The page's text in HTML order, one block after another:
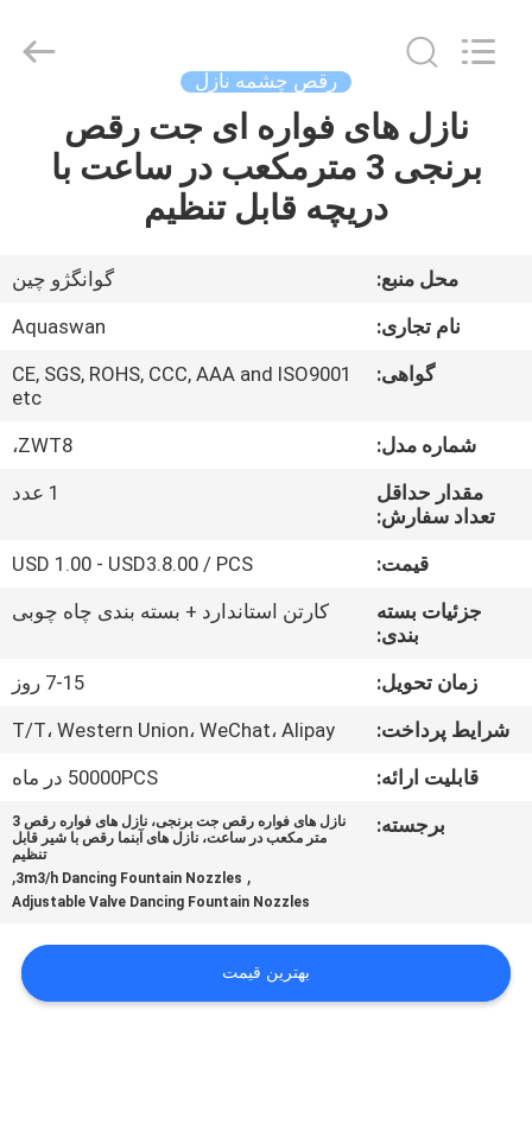
صفحه
اصلی
درباره
کارخانه
کیفیت
تماس
بگیرید
قول
رقص چشمه نازل
نازل های فواره ای جت رقص
برنجی 3 مترمکعب در ساعت با
دریچه قابل تنظیم
محل منبع:
گوانگژو چین
نام تجاری:
Aquaswan
گواهی:
CE, SGS, ROHS, CCC, AAA and ISO9001
etc
شماره مدل:
ZWT8،
مقدار حداقل
تعداد سفارش:
1 عدد
قیمت:
USD 1.00 - USD3.8.00 / PCS
جزئیات بسته
بندی:
کارتن استاندارد + بسته بندی چاه چوبی
زمان تحویل:
7-15 روز
شرایط پرداخت:
T/T، Western Union، WeChat، Alipay
قابلیت ارائه:
50000PCS در ماه
برجسته:
نازل های فواره رقص جت برنجی، نازل های فواره رقص 3
متر مکعب در ساعت، نازل های آبنما رقص با شیر قابل
تنظیم
,
3m3/h Dancing Fountain Nozzles
,
Adjustable Valve Dancing Fountain Nozzles
بهترین قیمت